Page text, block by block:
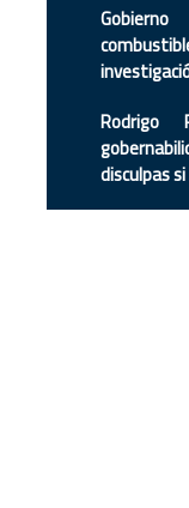
Rodrigo
disculpas